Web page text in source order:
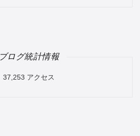
ブログ統計情報
37,253 アクセス